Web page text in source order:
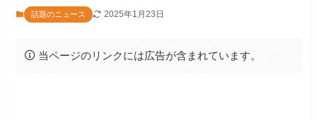
話題のニュース 2025年1月23日
当ページのリンクには広告が含まれています。